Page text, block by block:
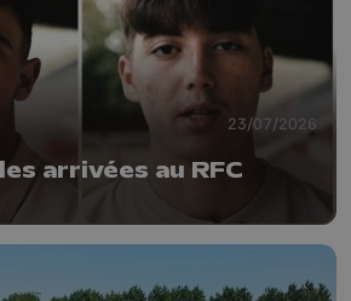
23/07/2026
arrivées au RFC